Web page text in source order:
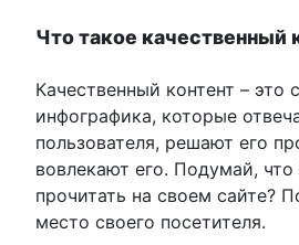
Что такое качественный
Качественный контент – это
инфографика, которые
пользователя, решают его
вовлекают его. Подумай,
прочитать на своем сайте?
место своего посетителя.